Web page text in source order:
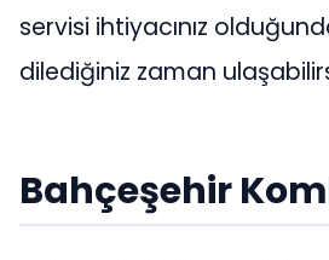
servisi ihtiyacınız
dilediğiniz zaman
Bahçeşehir